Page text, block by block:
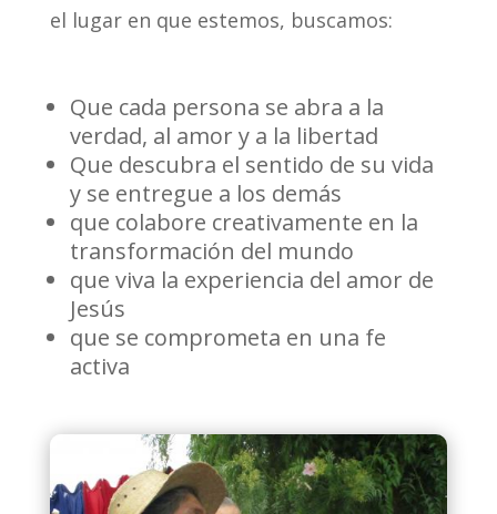
el lugar en que estemos, buscamos:
Que cada persona se abra a la
verdad, al amor y a la libertad
Que descubra el sentido de su vida
y se entregue a los demás
que colabore creativamente en la
transformación del mundo
que viva la experiencia del amor de
Jesús
que se comprometa en una fe
activa